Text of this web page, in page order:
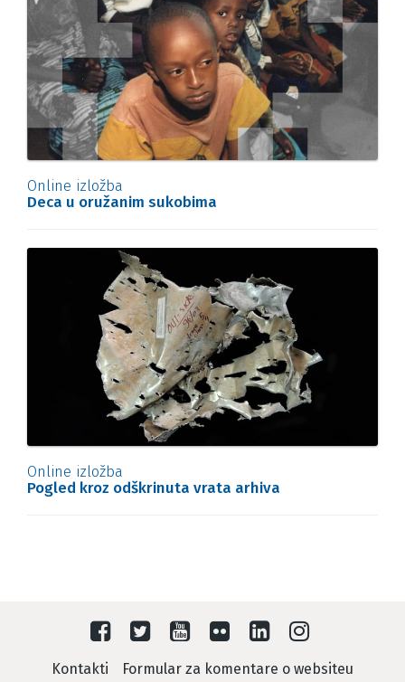
Online izložba
Deca u oružanim sukobima
Online izložba
Pogled kroz odškrinuta vrata arhiva
Kontakti Formular za komentare o websiteu